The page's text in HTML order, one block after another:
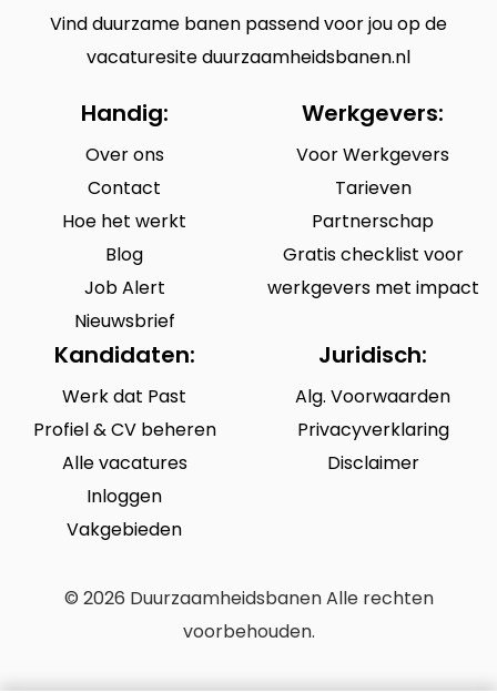
Vind duurzame banen passend voor jou op de
vacaturesite duurzaamheidsbanen.nl
Handig:
Over ons
Contact
Hoe het werkt
Blog
Job Alert
Nieuwsbrief
Werkgevers:
Voor Werkgevers
Tarieven
Partnerschap
Gratis checklist voor
werkgevers met impact
Kandidaten:
Werk dat Past
Profiel & CV beheren
Alle vacatures
Inloggen
Vakgebieden
Juridisch:
Alg. Voorwaarden
Privacyverklaring
Disclaimer
© 2026 Duurzaamheidsbanen Alle rechten
voorbehouden.